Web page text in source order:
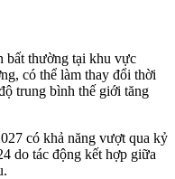
bất thường tại khu vực
có thể làm thay đổi thời
trung bình thế giới tăng
có khả năng vượt qua kỷ
do tác động kết hợp giữa